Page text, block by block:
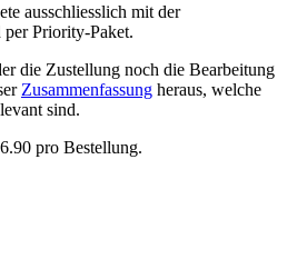
ausschliesslich mit der
per Priority-Paket.
die Zustellung noch die Bearbeitung
Zusammenfassung heraus, welche
sind.
6.90 pro Bestellung.